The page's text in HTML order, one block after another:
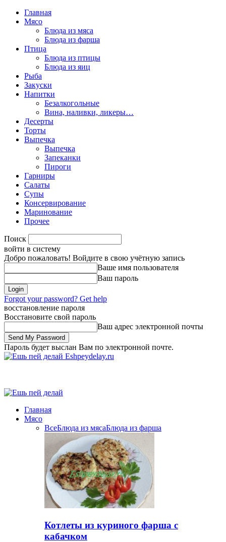
Главная
Мясо
Блюда из мяса
Блюда из фарша
Птица
Блюда из птицы
Блюда из яиц
Рыба
Закуски
Напитки
Безалкогольные
Вина, наливки, ликеры…
Десерты
Торты
Выпечка
Выпечка
Запеканки
Пироги
Гарниры
Салаты
Супы
Консервирование
Маринование
Прочее
Поиск
войти в систему
Добро пожаловать! Войдите в свою учётную запись
Ваше имя пользователя
Ваш пароль
Forgot your password? Get help
восстановление пароля
Восстановите свой пароль
Ваш адрес электронной почты
Пароль будет выслан Вам по электронной почте.
Eshpeydelay.ru
Главная
Мясо
ВсеБлюда из мясаБлюда из фарша
Котлеты из куриного фарша с
кабачком